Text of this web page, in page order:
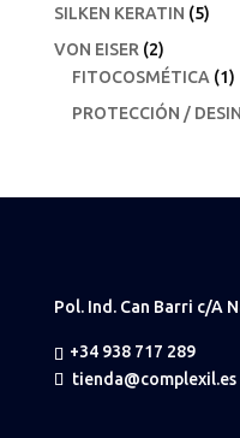
SILKEN KERATIN (5)
VON EISER (2)
FITOCOSMÉTICA (1)
PROTECCIÓN /
Pol. Ind. Can Barri c/A
+34 938 717 289
tienda@complexil.es